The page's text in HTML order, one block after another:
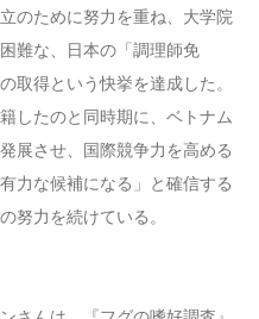
のために努力を重ね、大学院
難な、日本の「調理師免
取得という快挙を達成した。
したのと同時期に、ベトナム
展させ、国際競争力を高める
力な候補になる」と確信する
努力を続けている。